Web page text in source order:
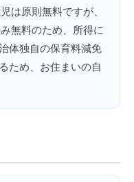
は原則無料ですが、
無料のため、所得に
体独自の保育料減免
ため、お住まいの自